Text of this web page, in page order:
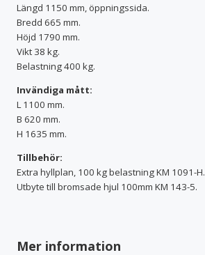
Längd 1150 mm, öppningssida.
Bredd 665 mm.
Höjd 1790 mm.
Vikt 38 kg.
Belastning 400 kg.
Invändiga mått:
L 1100 mm.
B 620 mm.
H 1635 mm.
Tillbehör:
Extra hyllplan, 100 kg belastning KM 1091-H.
Utbyte till bromsade hjul 100mm KM 143-5.
Mer information